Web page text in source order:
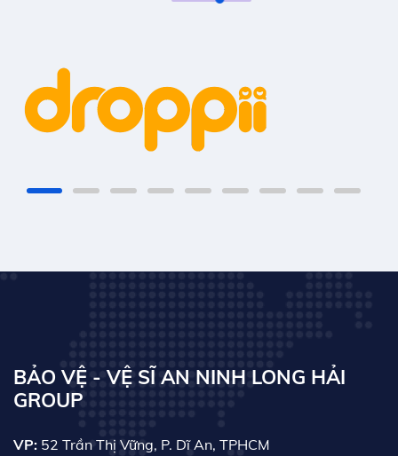
BẢO VỆ - VỆ SĨ AN NINH LONG HẢI
GROUP
VP: 52 Trần Thị Vững, P. Dĩ An, TPHCM